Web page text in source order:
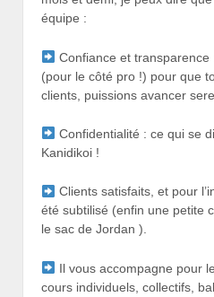
équipe :
Confiance et
(pour le côté pro !) pour que
clients, puissions avancer
Confidentialité : ce qui se
Kanidikoi !
Clients satisfaits, et pour
été subtilisé (enfin une petite
le sac de Jordan ).
Il vous accompagne pour
cours individuels, collectifs,